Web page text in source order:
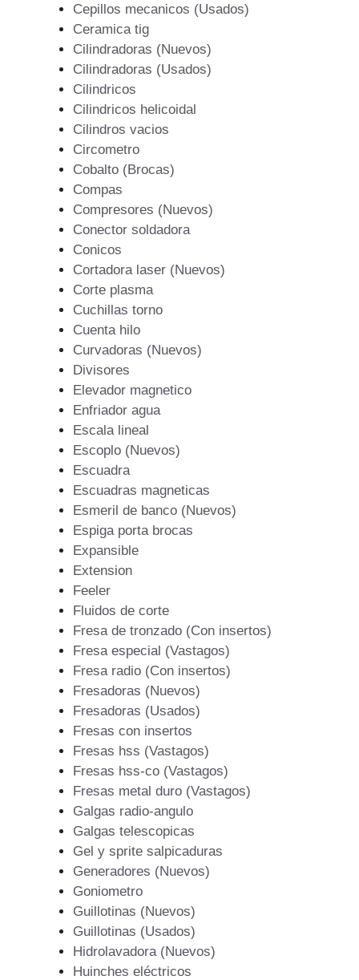
Cepillos mecanicos (Usados)
Ceramica tig
Cilindradoras (Nuevos)
Cilindradoras (Usados)
Cilindricos
Cilindricos helicoidal
Cilindros vacios
Circometro
Cobalto (Brocas)
Compas
Compresores (Nuevos)
Conector soldadora
Conicos
Cortadora laser (Nuevos)
Corte plasma
Cuchillas torno
Cuenta hilo
Curvadoras (Nuevos)
Divisores
Elevador magnetico
Enfriador agua
Escala lineal
Escoplo (Nuevos)
Escuadra
Escuadras magneticas
Esmeril de banco (Nuevos)
Espiga porta brocas
Expansible
Extension
Feeler
Fluidos de corte
Fresa de tronzado (Con insertos)
Fresa especial (Vastagos)
Fresa radio (Con insertos)
Fresadoras (Nuevos)
Fresadoras (Usados)
Fresas con insertos
Fresas hss (Vastagos)
Fresas hss-co (Vastagos)
Fresas metal duro (Vastagos)
Galgas radio-angulo
Galgas telescopicas
Gel y sprite salpicaduras
Generadores (Nuevos)
Goniometro
Guillotinas (Nuevos)
Guillotinas (Usados)
Hidrolavadora (Nuevos)
Huinches eléctricos